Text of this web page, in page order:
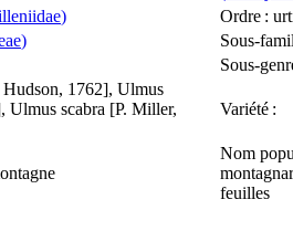
) Ordre :
)
Sous-
Sous-
1762], Ulmus
Ulmus scabra [P. Miller,
Variété :
Nom
feuilles